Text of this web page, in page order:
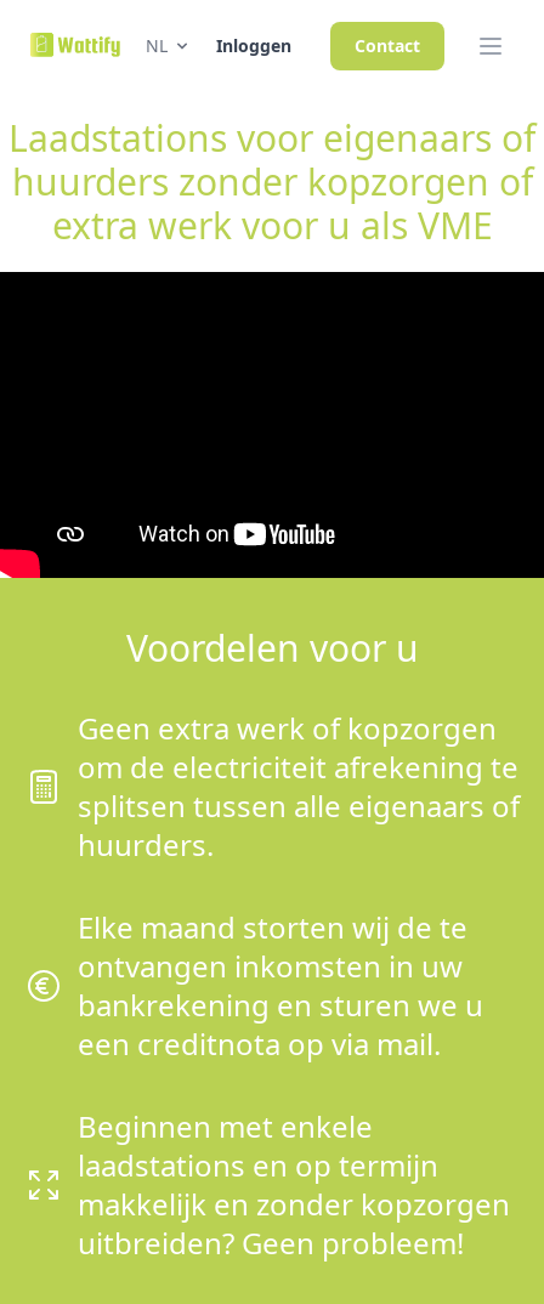
NL Inloggen Contact
Laadstations voor eigenaars of
huurders zonder kopzorgen of
extra werk voor u als VME
Voordelen voor u
Geen extra werk of kopzorgen
om de electriciteit afrekening te
splitsen tussen alle eigenaars of
huurders.
Elke maand storten wij de te
ontvangen inkomsten in uw
bankrekening en sturen we u
een creditnota op via mail.
Beginnen met enkele
laadstations en op termijn
makkelijk en zonder kopzorgen
uitbreiden? Geen probleem!